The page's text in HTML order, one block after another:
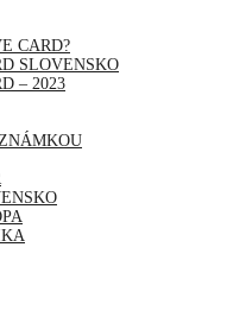
CARD?
SLOVENSKO
– 2023